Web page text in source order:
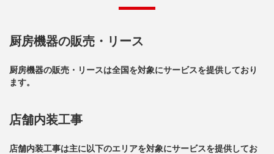
厨房機器の販売・リース
厨房機器の販売・リースは全国を対象にサービスを提供しており
ます。
店舗内装工事
店舗内装工事は主に以下のエリアを対象にサービスを提供してお